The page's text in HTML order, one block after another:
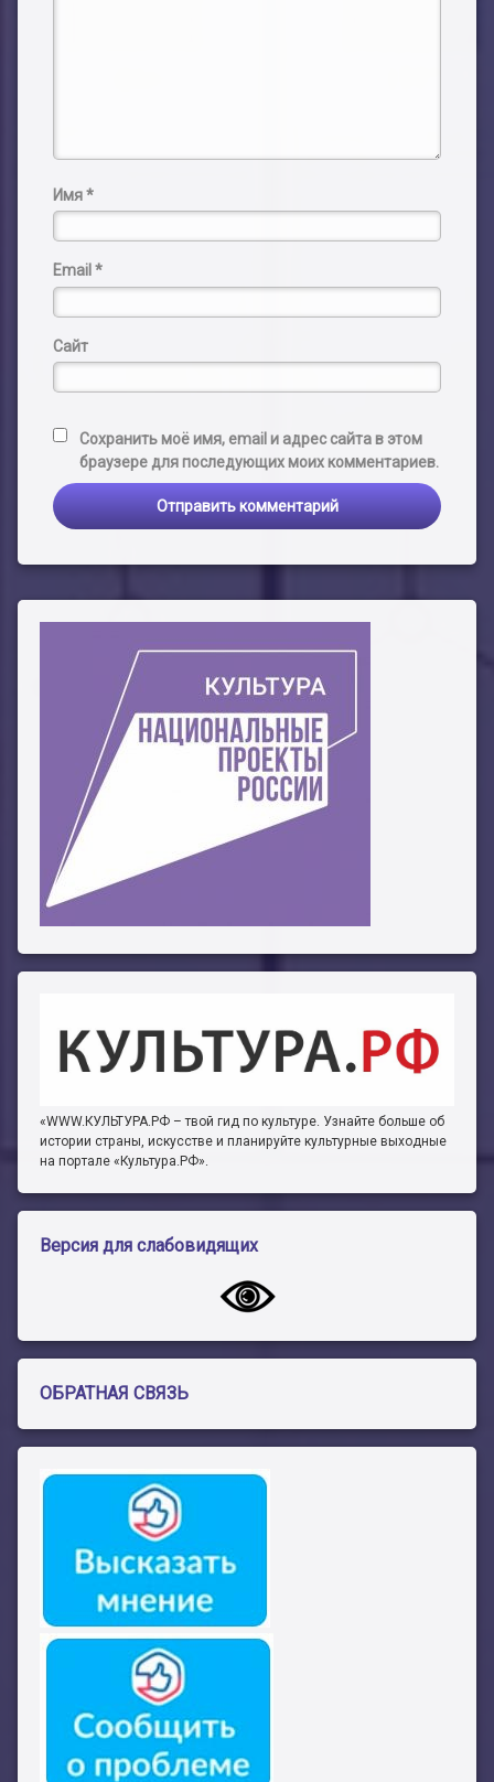
Имя*
Email *
Сайт
Сохранить моё имя, email и адрес сайта в этом
браузере для последующих моих комментариев.
«WWW.КУЛЬТУРА.РФ – твой гид по культуре. Узнайте больше об
истории страны, искусстве и планируйте культурные выходные
на портале «Культура.РФ».
Версия для слабовидящих
ОБРАТНАЯ СВЯЗЬ